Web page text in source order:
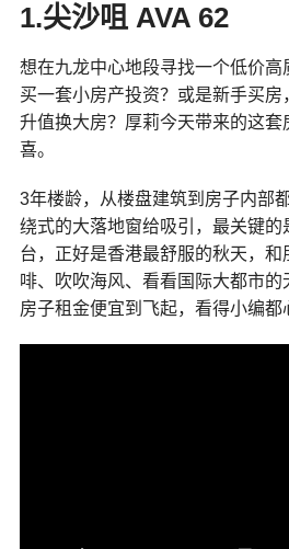
1.尖沙咀 AVA 62
想在九龙中心地段寻找一个低价高
买一套小房产投资？或是新手买
升值换大房？厚莉今天带来的这套
喜。
3年楼龄，从楼盘建筑到房子内部
绕式的大落地窗给吸引，最关键的
台，正好是香港最舒服的秋天，和
啡、吹吹海风、看看国际大都市
房子租金便宜到飞起，看得小编都